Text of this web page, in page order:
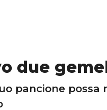
due
pancione possa